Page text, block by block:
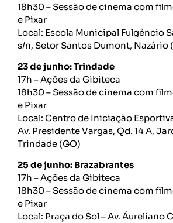
18h30 – Sessão de cinema com
e Pixar
Local: Escola Municipal Fulgêncio
s/n, Setor Santos Dumont, Nazário
23 de junho: Trindade
17h – Ações da Gibiteca
18h30 – Sessão de cinema com
e Pixar
Local: Centro de Iniciação
Av. Presidente Vargas, Qd. 14 A,
Trindade (GO)
25 de junho: Brazabrantes
17h – Ações da Gibiteca
18h30 – Sessão de cinema com
e Pixar
Local: Praça do Sol – Av. Áureliano